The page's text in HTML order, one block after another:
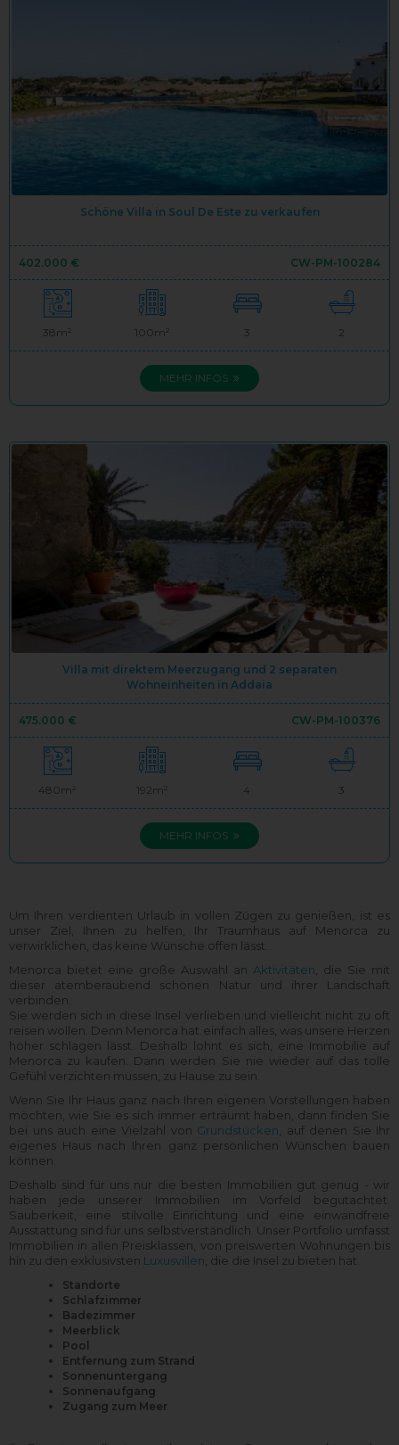
Schöne Villa in Soul De Este zu verkaufen
402.000 € CW-PM-100284
38m² 100m² 3 2
MEHR INFOS
Villa mit direktem Meerzugang und 2 separaten
Wohneinheiten in Addaia
475.000 € CW-PM-100376
480m² 192m² 4 3
MEHR INFOS
Um Ihren verdienten Urlaub in vollen Zügen zu genießen, ist es
unser Ziel, Ihnen zu helfen, Ihr Traumhaus auf Menorca zu
verwirklichen, das keine Wünsche offen lässt.
Menorca bietet eine große Auswahl an Aktivitäten , die Sie mit
dieser atemberaubend schönen Natur und ihrer Landschaft
verbinden.
Sie werden sich in diese Insel verlieben und vielleicht nicht zu oft
reisen wollen. Denn Menorca hat einfach alles, was unsere Herzen
höher schlagen lässt. Deshalb lohnt es sich, eine Immobilie auf
Menorca zu kaufen. Dann werden Sie nie wieder auf das tolle
Gefühl verzichten müssen, zu Hause zu sein.
Wenn Sie Ihr Haus ganz nach Ihren eigenen Vorstellungen haben
möchten, wie Sie es sich immer erträumt haben, dann finden Sie
bei uns auch eine Vielzahl von Grundstücken , auf denen Sie Ihr
eigenes Haus nach Ihren ganz persönlichen Wünschen bauen
können.
Deshalb sind für uns nur die besten Immobilien gut genug - wir
haben jede unserer Immobilien im Vorfeld begutachtet.
Sauberkeit, eine stilvolle Einrichtung und eine einwandfreie
Ausstattung sind für uns selbstverständlich. Unser Portfolio umfasst
Immobilien in allen Preisklassen, von preiswerten Wohnungen bis
hin zu den exklusivsten Luxusvillen , die die Insel zu bieten hat.
Standorte
Schlafzimmer
Badezimmer
Meerblick
Pool
Entfernung zum Strand
Sonnenuntergang
Sonnenaufgang
Zugang zum Meer